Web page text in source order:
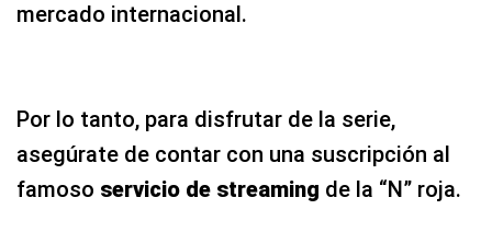
mercado internacional.
Por lo tanto, para disfrutar de la serie,
asegúrate de contar con una suscripción al
famoso servicio de streaming de la “N” roja.